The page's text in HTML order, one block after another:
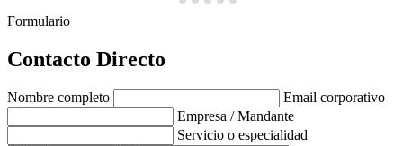
Formulario
Contacto Directo
Nombre completo
Email corporativo
Empresa / Mandante
Servicio o especialidad